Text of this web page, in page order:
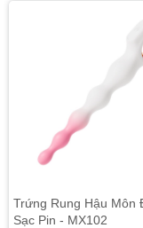
Trứng Rung Hậu Môn
Sạc Pin - MX102